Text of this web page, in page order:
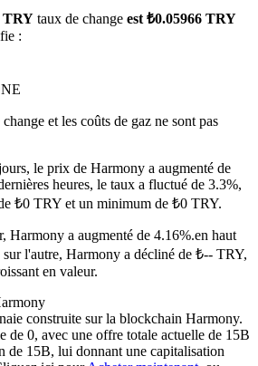
actions, forex, métaux précieux et matières
comme garantie
TRY taux de change est ₺0.05966 TRY
:
et les coûts de gaz ne sont pas
le prix de Harmony a augmenté de
heures, le taux a fluctué de 3.3%,
₺0 TRY et un minimum de ₺0 TRY.
Harmony a augmenté de 4.16%.en haut
sur l'autre, Harmony a décliné de ₺-- TRY,
en valeur.
construite sur la blockchain Harmony.
de 0, avec une offre totale actuelle de 15B
de 15B, lui donnant une capitalisation